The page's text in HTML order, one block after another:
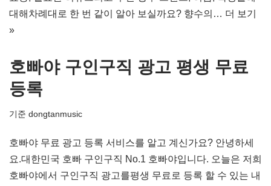
대해차례대로 한 번 같이 알아 보실까요? 향수의… 더 보기
»
호빠야 구인구직 광고 평생 무료
등록
기준 dongtanmusic
호빠야 무료 광고 등록 서비스를 알고 계신가요? 안녕하세
요.대한민국 호빠 구인구직 No.1 호빠야입니다. 오늘은 저희
호빠야에서 구인구직 광고를평생 무료로 등록 할 수 있는 내